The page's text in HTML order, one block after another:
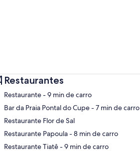
Restaurantes
‪Restaurante - ‬9 min de carro
‪Bar da Praia Pontal do Cupe - ‬7 min de carro
Restaurante Flor de Sal
‪Restaurante Papoula - ‬8 min de carro
‪Restaurante Tiatê - ‬9 min de carro